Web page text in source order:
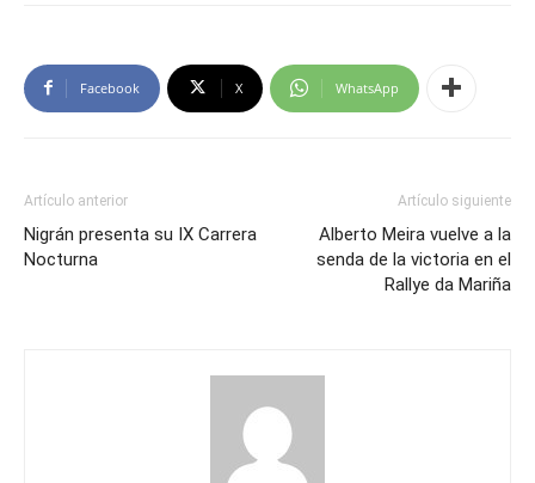
Facebook X WhatsApp
Artículo anterior
Nigrán presenta su IX Carrera
Nocturna
Artículo siguiente
Alberto Meira vuelve a la
senda de la victoria en el
Rallye da Mariña